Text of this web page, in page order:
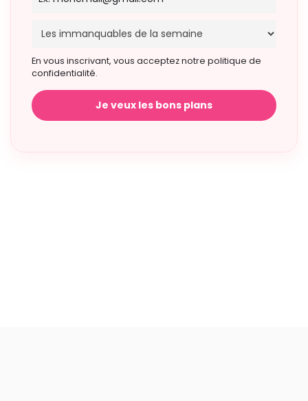
En vous inscrivant, vous acceptez notre politique de
confidentialité.